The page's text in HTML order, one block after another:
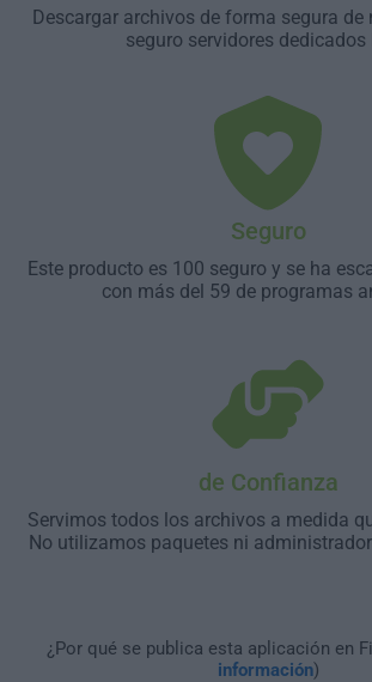
Descargar archivos de forma segura de
seguro servidores dedicados
Seguro
Este producto es 100 seguro y se ha
con más del 59 de programas
de Confianza
Servimos todos los archivos a medida
No utilizamos paquetes ni
¿Por qué se publica esta aplicación en
información)